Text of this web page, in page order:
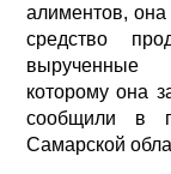
алиментов,
средство
вырученные
которому она
сообщили в
Самарской